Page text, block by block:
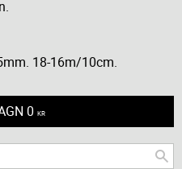
18-16m/10cm.
0 KR